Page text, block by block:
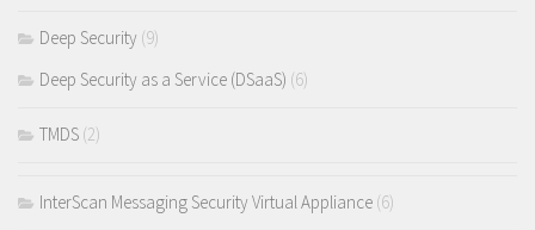
Deep Security (9)
Deep Security as a Service (DSaaS) (6)
TMDS (2)
InterScan Messaging Security Virtual Appliance (6)